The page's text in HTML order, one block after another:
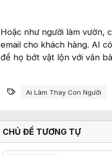
Hoặc như người làm vườn,
email cho khách hàng. AI
để họ bớt vật lộn với văn
Từ khóa
Ai Làm Thay Con Người
CHỦ ĐỀ TƯƠNG TỰ